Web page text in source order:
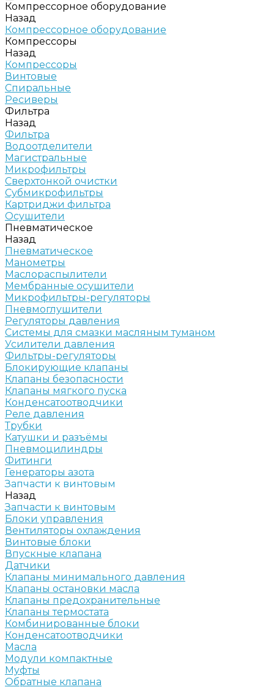
Компрессорное оборудование
Назад
Компрессорное оборудование
Компрессоры
Назад
Компрессоры
Винтовые
Спиральные
Ресиверы
Фильтра
Назад
Фильтра
Водоотделители
Магистральные
Микрофильтры
Сверхтонкой очистки
Субмикрофильтры
Картриджи фильтра
Осушители
Пневматическое
Назад
Пневматическое
Манометры
Маслораспылители
Мембранные осушители
Микрофильтры-регуляторы
Пневмоглушители
Регуляторы давления
Системы для смазки масляным туманом
Усилители давления
Фильтры-регуляторы
Блокирующие клапаны
Клапаны безопасности
Клапаны мягкого пуска
Конденсатоотводчики
Реле давления
Трубки
Катушки и разъёмы
Пневмоцилиндры
Фитинги
Генераторы азота
Запчасти к винтовым
Назад
Запчасти к винтовым
Блоки управления
Вентиляторы охлаждения
Винтовые блоки
Впускные клапана
Датчики
Клапаны минимального давления
Клапаны остановки масла
Клапаны предохранительные
Клапаны термостата
Комбинированные блоки
Конденсатоотводчики
Масла
Модули компактные
Муфты
Обратные клапана